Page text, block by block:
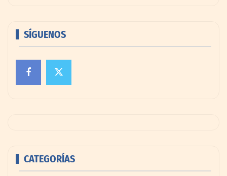
SÍGUENOS
CATEGORÍAS